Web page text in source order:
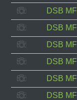
DSB
DSB
DSB
DSB
DSB
DSB